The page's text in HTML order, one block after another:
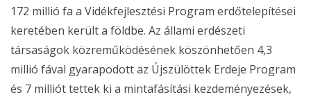
172 millió fa a Vidékfejlesztési Program erdőtelepítései
keretében került a földbe. Az állami erdészeti
társaságok közreműködésének köszönhetően 4,3
millió fával gyarapodott az Újszülöttek Erdeje Program
és 7 milliót tettek ki a mintafásítási kezdeményezések,